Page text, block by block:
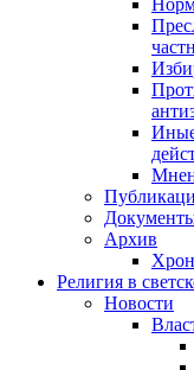
Архив
Религия в
Новости